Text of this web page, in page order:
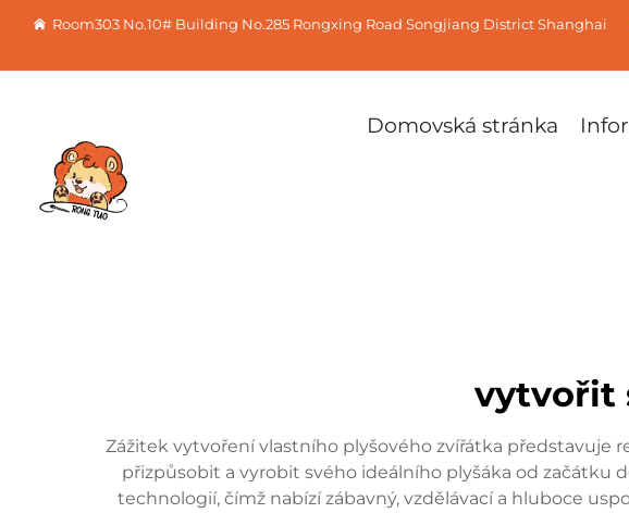
Room303 No.10# Building No.285 Rongxing Road Songjiang District Shanghai
Domovská stránka
vytvořit
Zážitek vytvoření vlastního plyšového zvířátka
přizpůsobit a vyrobit svého ideálního plyšáka od
technologií, čímž nabízí zábavný, vzdělávací a hluboce